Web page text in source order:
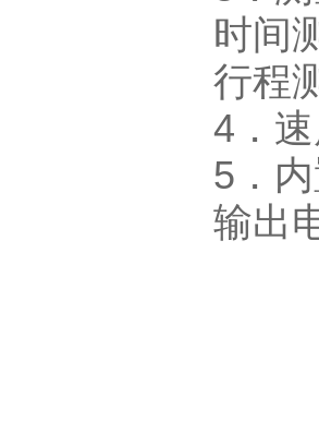
时间
行程
4．
5．
输出